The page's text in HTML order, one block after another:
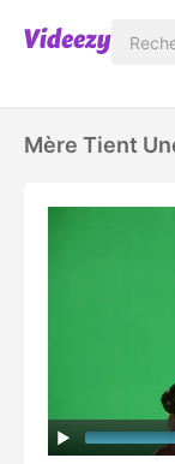
Mère Tient